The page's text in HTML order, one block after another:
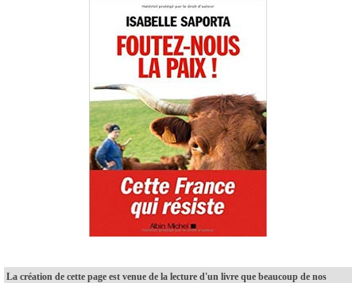
La création de cette page est venue de la lecture d'un livre que beaucoup de nos